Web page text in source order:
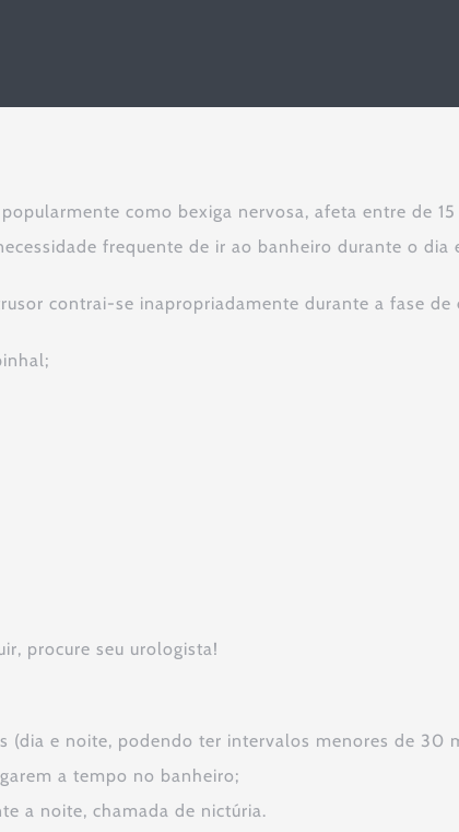
como bexiga nervosa, afeta entre de
frequente de ir ao banheiro durante o
contrai-se inapropriadamente durante a fase
procure seu urologista!
(dia e noite, podendo ter intervalos menores de 30
a tempo no banheiro;
a noite, chamada de nictúria.